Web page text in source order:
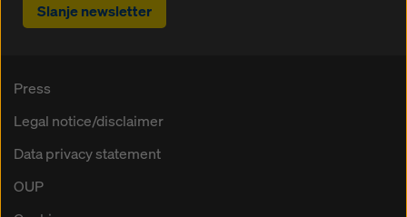
Slanje newsletter
Press
Legal notice/disclaimer
Data privacy statement
OUP